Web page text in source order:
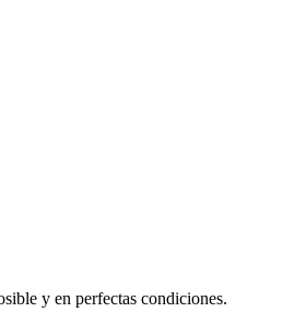
y en perfectas condiciones.